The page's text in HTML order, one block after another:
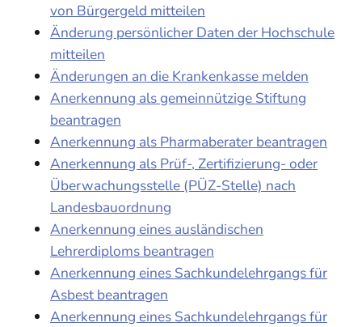
von Bürgergeld mitteilen
Änderung persönlicher Daten der Hochschule
mitteilen
Änderungen an die Krankenkasse melden
Anerkennung als gemeinnützige Stiftung
beantragen
Anerkennung als Pharmaberater beantragen
Anerkennung als Prüf-, Zertifizierung- oder
Überwachungsstelle (PÜZ-Stelle) nach
Landesbauordnung
Anerkennung eines ausländischen
Lehrerdiploms beantragen
Anerkennung eines Sachkundelehrgangs für
Asbest beantragen
Anerkennung eines Sachkundelehrgangs für